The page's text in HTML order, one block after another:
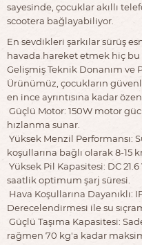
sayesinde, çocuklar akıllı
scootera bağlayabiliyor.
En sevdikleri şarkılar sürüş
havada hareket etmek hiç bu
Gelişmiş Teknik Donanım ve
Ürünümüz, çocukların
en ince ayrıntısına kadar
Güçlü Motor: 150W motor
hızlanma sunar.
Yüksek Menzil Performansı:
koşullarına bağlı olarak 8-15
Yüksek Pil Kapasitesi: DC
saatlik optimum şarj süresi.
Hava Koşullarına Dayanıklı:
Derecelendirmesi ile su
Güçlü Taşıma Kapasitesi:
rağmen 70 kg'a kadar